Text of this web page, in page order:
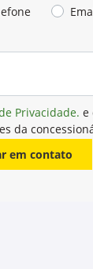
e de
e de
desempenho e
dos sistemas
é recomendado
hidráulicos e